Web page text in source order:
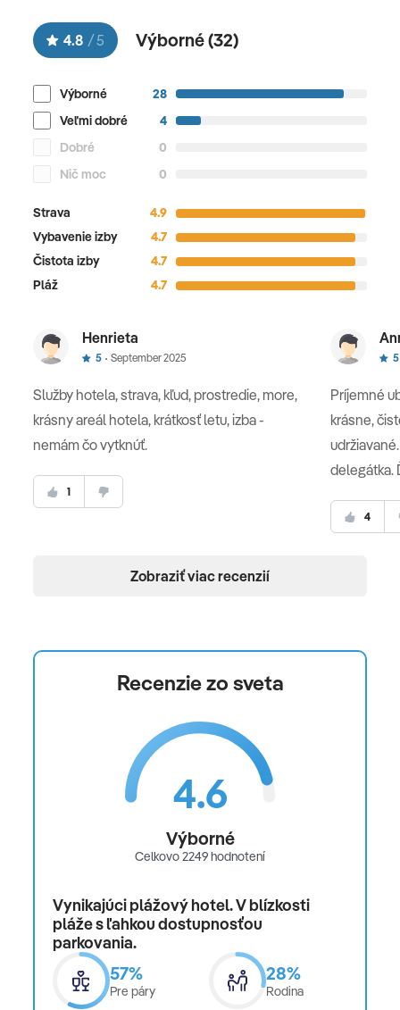
4.8 /5 Výborné (32)
Výborné
28
Veľmi dobré
4
Dobré
0
Nič moc
0
Strava
4.9
Vybavenie izby
4.7
Čistota izby
4.7
Pláž
4.7
Henrieta
5 September 2025
Služby hotela, strava, kľud, prostredie, more,
krásny areál hotela, krátkosť letu, izba -
nemám čo vytknúť.
1
5
Príjemné
krásne,
delegátka.
4
Zobraziť viac recenzií
Recenzie zo sveta
4.6
Výborné
Celkovo 2249 hodnotení
Vynikajúci plážový hotel. V blízkosti
pláže s ľahkou dostupnosťou
parkovania.
57%
Pre páry
28%
Rodina